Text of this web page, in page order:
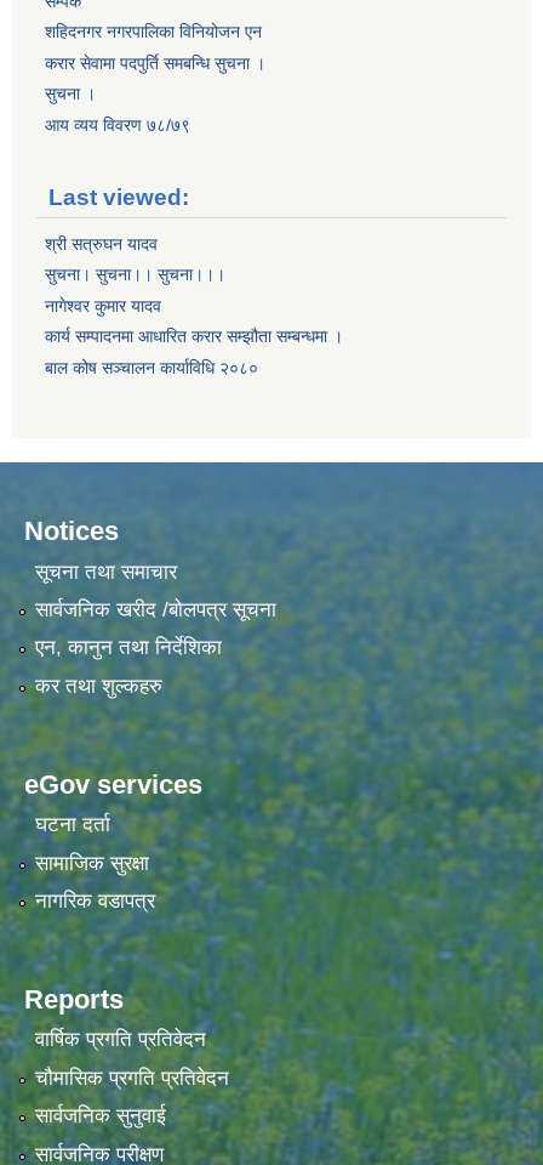
शहिदनगर नगरपालिका विनियोजन एन
करार सेवामा पदपुर्ति समबन्धि सुचना ।
सुचना ।
आय व्यय विवरण ७८/७९
Last viewed:
श्री सत्रुघन यादव
सुचना। सुचना।। सुचना।।।
नागेश्वर कुमार यादव
कार्य सम्पादनमा आधारित करार सम्झौता सम्बन्धमा ।
बाल कोष सञ्चालन कार्याविधि २०८०
Notices
सूचना तथा समाचार
सार्वजनिक खरीद /बोलपत्र सूचना
एन, कानुन तथा निर्देशिका
कर तथा शुल्कहरु
eGov services
घटना दर्ता
सामाजिक सुरक्षा
नागरिक वडापत्र
Reports
वार्षिक प्रगति प्रतिवेदन
चौमासिक प्रगति प्रतिवेदन
सार्वजनिक सुनुवाई
सार्वजनिक परीक्षण